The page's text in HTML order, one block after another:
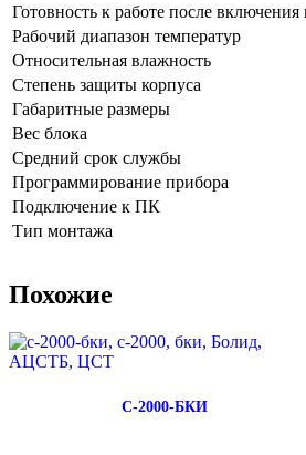
Готовность к работе после включения
Рабочий диапазон температур
Относительная влажность
Степень защиты корпуса
Габаритные размеры
Вес блока
Средний срок службы
Программирование прибора
Подключение к ПК
Тип монтажа
Похожие
C-2000-БКИ